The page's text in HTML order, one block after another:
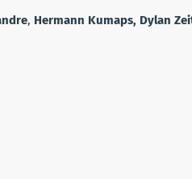
, Hermann Kumaps, Dylan